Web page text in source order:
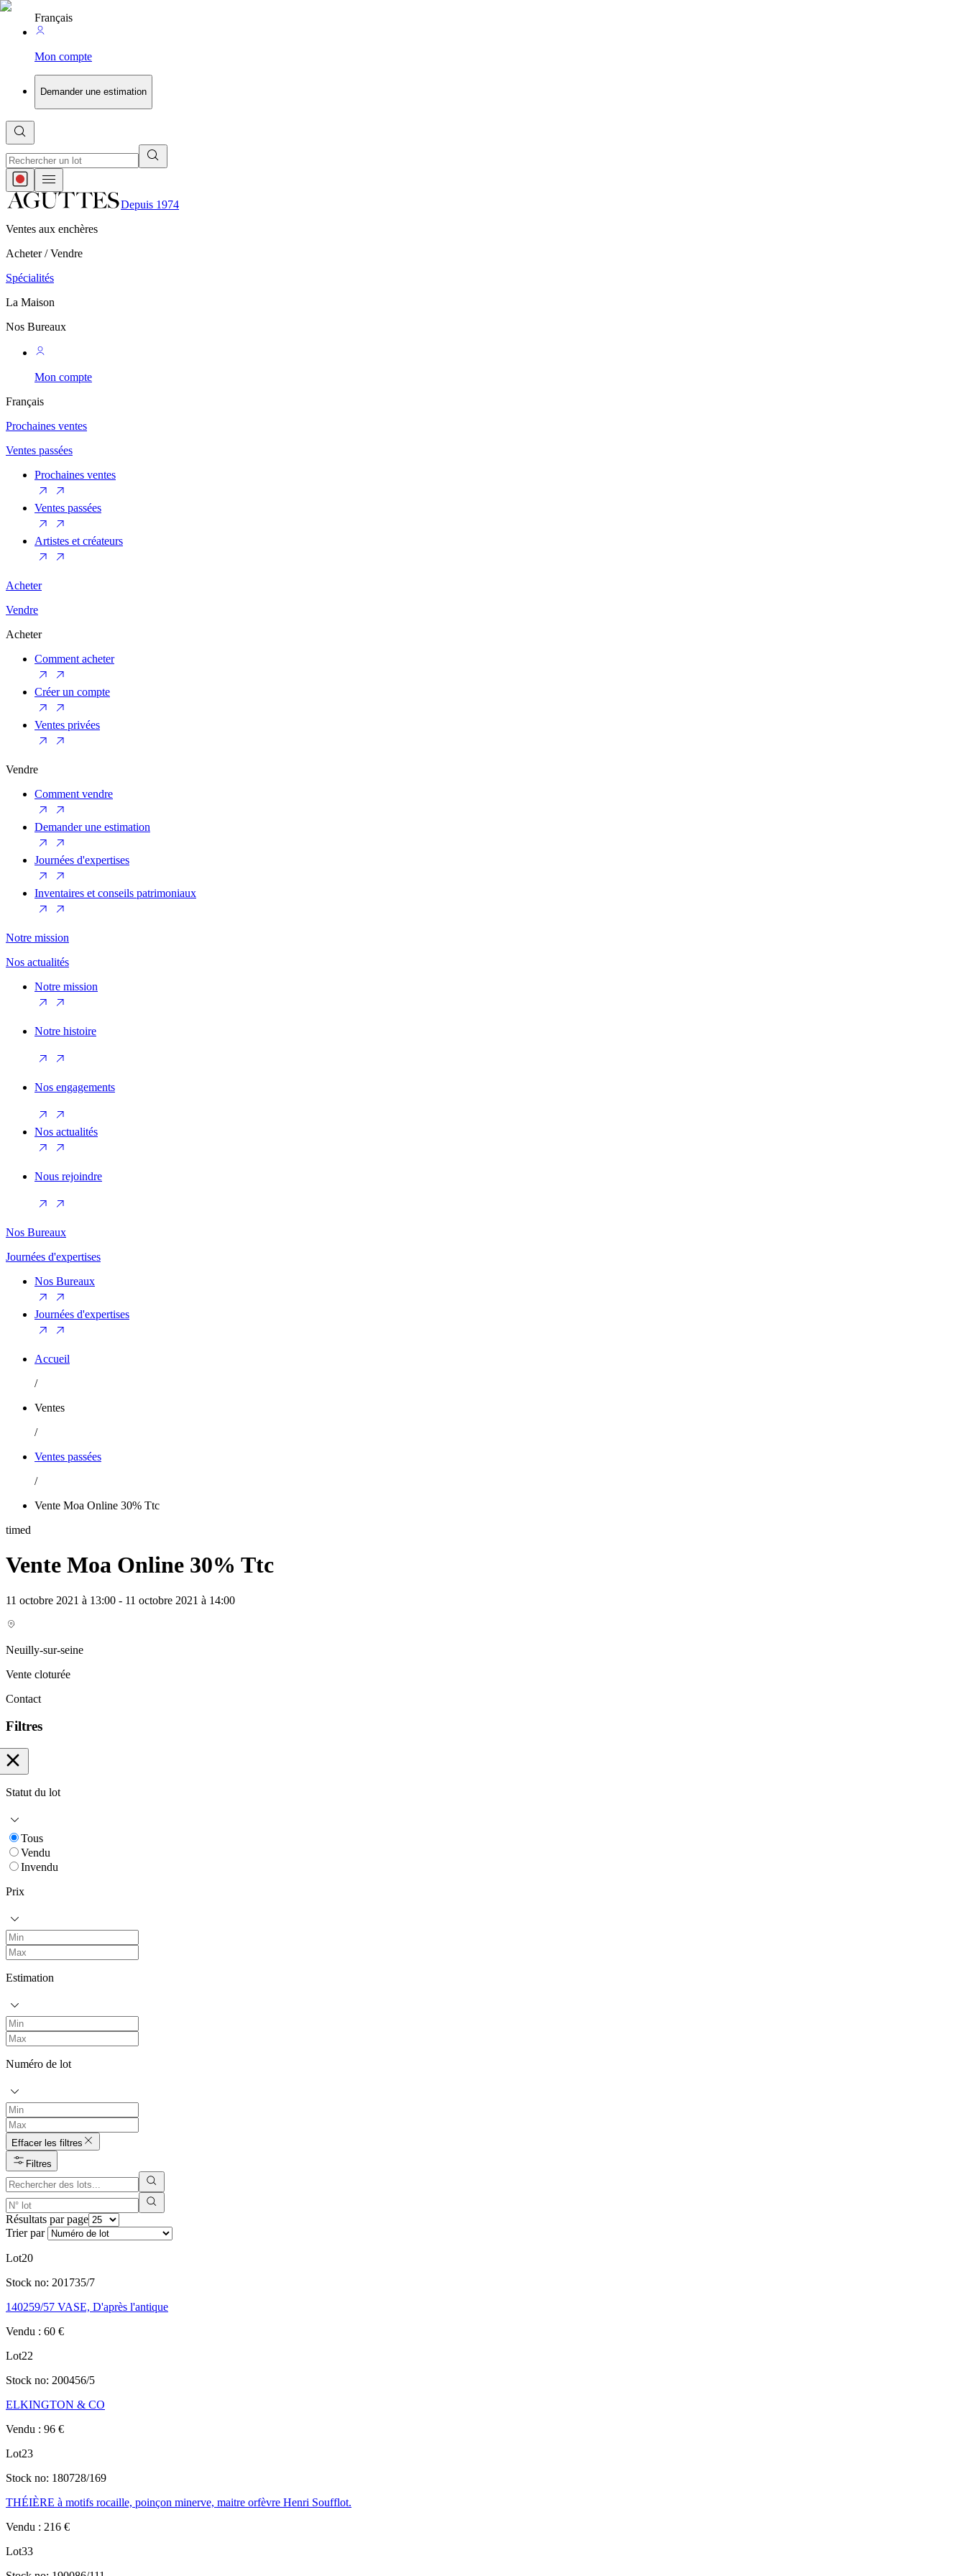
Français
Mon compte
Demander une estimation
Depuis 1974
Ventes aux enchères
Acheter / Vendre
Spécialités
La Maison
Nos Bureaux
Mon compte
Français
Prochaines ventes
Ventes passées
Prochaines ventes
Ventes passées
Artistes et créateurs
Acheter
Vendre
Acheter
Comment acheter
Créer un compte
Ventes privées
Vendre
Comment vendre
Demander une estimation
Journées d'expertises
Inventaires et conseils patrimoniaux
Notre mission
Nos actualités
Notre mission
Notre histoire
Nos engagements
Nos actualités
Nous rejoindre
Nos Bureaux
Journées d'expertises
Nos Bureaux
Journées d'expertises
Accueil
/
Ventes
/
Ventes passées
/
Vente Moa Online 30% Ttc
timed
Vente Moa Online 30% Ttc
11 octobre 2021 à 13:00 - 11 octobre 2021 à 14:00
Neuilly-sur-seine
Vente cloturée
Contact
Filtres
Statut du lot
Tous
Vendu
Invendu
Prix
Estimation
Numéro de lot
Effacer les filtres
Filtres
Résultats par page
Trier par
Lot20
Stock no: 201735/7
140259/57 VASE, D'après l'antique
Vendu : 60 €
Lot22
Stock no: 200456/5
ELKINGTON & CO
Vendu : 96 €
Lot23
Stock no: 180728/169
THÉIÈRE à motifs rocaille, poinçon minerve, maitre orfèvre Henri Soufflot.
Vendu : 216 €
Lot33